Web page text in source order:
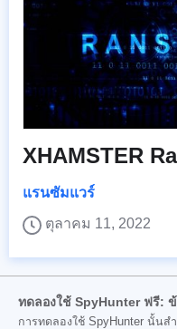
XHAMSTER
แรนซัมแวร์
ตุลาคม 11, 2022
ทดลองใช้ SpyHunter ฟรี:
การทดลองใช้ SpyHunter นั้นส